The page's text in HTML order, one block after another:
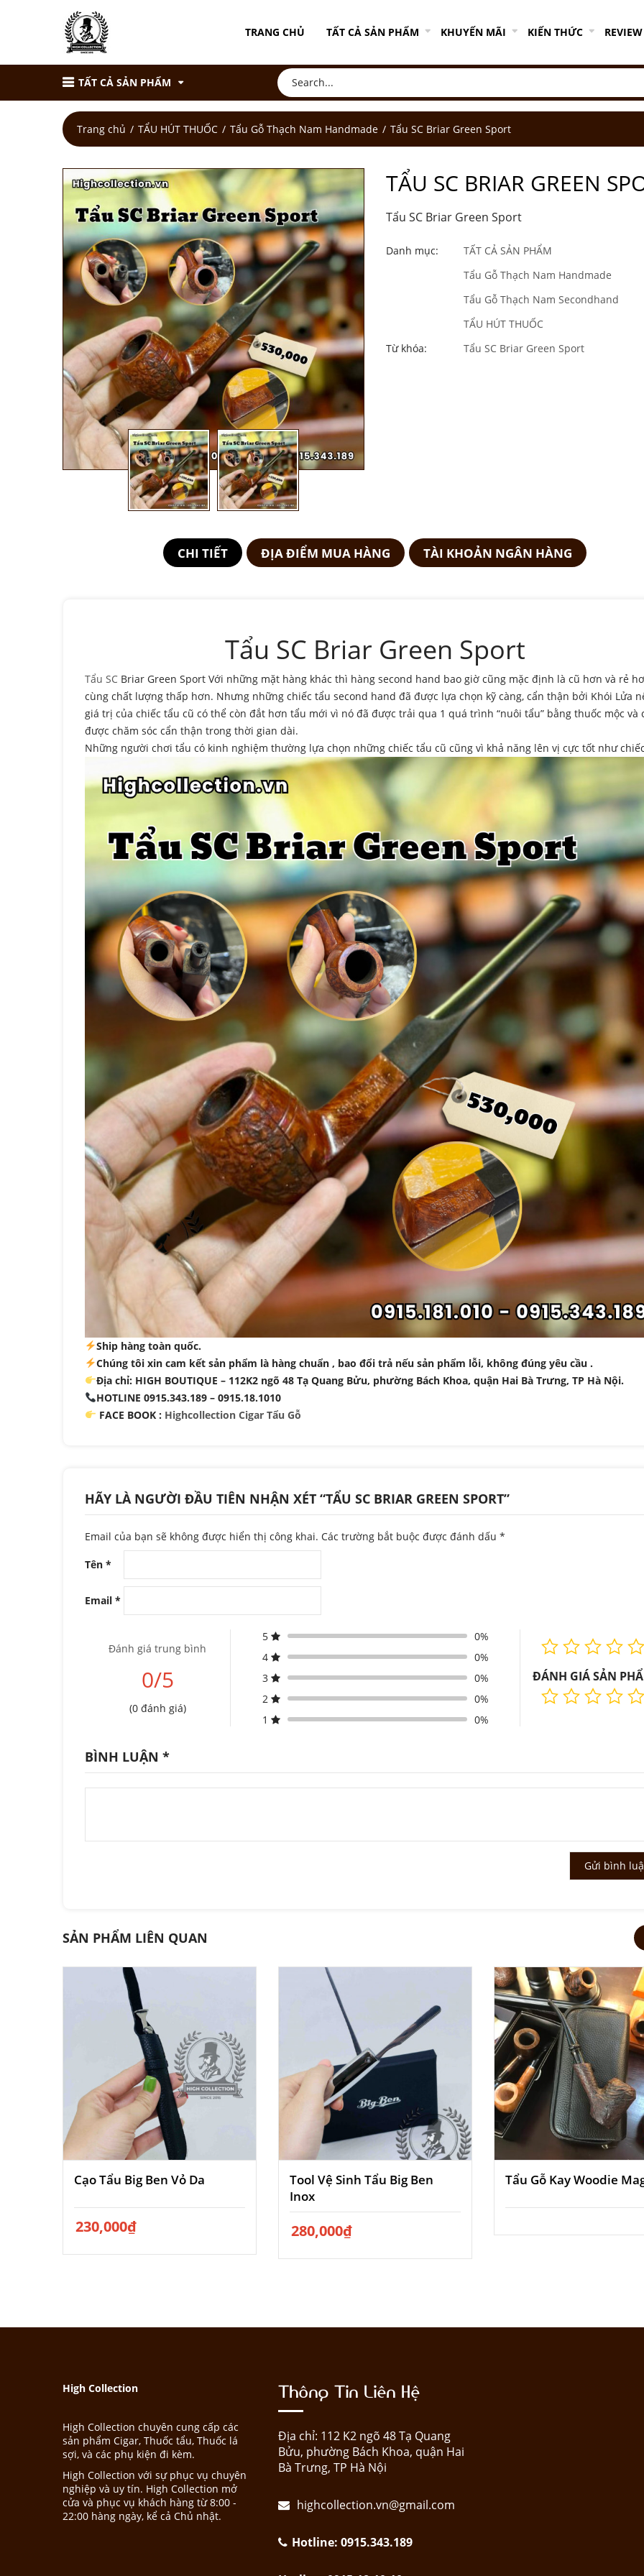
TRANG CHỦ TẤT CẢ SẢN PHẨM KHUYẾN MÃI KIẾN THỨC REVIEW
TẤT CẢ SẢN PHẨM
Trang chủ TẨU HÚT THUỐC Tẩu Gỗ Thạch Nam Handmade Tẩu SC Briar Green Sport
TẨU SC BRIAR GREEN
Tẩu SC Briar Green Sport
Danh mục:
TẤT CẢ SẢN PHẨM
Tẩu Gỗ Thạch Nam Handmade
Tẩu Gỗ Thạch Nam Secondhand
TẨU HÚT THUỐC
Từ khóa:
Tẩu SC Briar Green Sport
CHI TIẾT ĐỊA ĐIỂM MUA HÀNG TÀI KHOẢN NGÂN HÀNG
Tẩu SC Briar Green Sport
Tẩu SC Briar Green Sport Với những mặt hàng khác thì hàng second hand bao giờ cũng mặc định là cũ hơn và rẻ
cùng chất lượng thấp hơn. Nhưng những chiếc tẩu second hand đã được lựa chọn kỹ càng, cẩn thận bởi Khói Lửa
giá trị của chiếc tẩu cũ có thể còn đắt hơn tẩu mới vì nó đã được trải qua 1 quá trình “nuôi tẩu” bằng thuốc mộc và
được chăm sóc cẩn thận trong thời gian dài.
Những người chơi tẩu có kinh nghiệm thường lựa chọn những chiếc tẩu cũ cũng vì khả năng lên vị cực tốt như
Ship hàng toàn quốc.
Chúng tôi xin cam kết sản phẩm là hàng chuẩn , bao đổi trả nếu sản phẩm lỗi, không đúng yêu cầu .
Địa chỉ: HIGH BOUTIQUE – 112K2 ngõ 48 Tạ Quang Bửu, phường Bách Khoa, quận Hai Bà Trưng, TP Hà Nội.
HOTLINE 0915.343.189 – 0915.18.1010
FACE BOOK : Highcollection Cigar Tẩu Gỗ
HÃY LÀ NGƯỜI ĐẦU TIÊN NHẬN XÉT “TẨU SC BRIAR GREEN SPORT”
Email của bạn sẽ không được hiển thị công khai. Các trường bắt buộc được đánh dấu *
Tên *
Email *
Đánh giá trung bình
0/5
(0 đánh giá)
5
0%
4
0%
3
0%
2
0%
1
0%
ĐÁNH GIÁ SẢN
BÌNH LUẬN *
SẢN PHẨM LIÊN QUAN
Cạo Tẩu Big Ben Vỏ Da
230,000₫
Tool Vệ Sinh Tẩu Big Ben
Inox
280,000₫
Tẩu Gỗ Kay Woodie
High Collection
High Collection chuyên cung cấp các
sản phẩm Cigar, Thuốc tẩu, Thuốc lá
sợi, và các phụ kiện đi kèm.
High Collection với sự phục vụ chuyên
nghiệp và uy tín. High Collection mở
cửa và phục vụ khách hàng từ 8:00 -
22:00 hàng ngày, kể cả Chủ nhật.
Thông Tin Liên Hệ
Địa chỉ: 112 K2 ngõ 48 Tạ Quang
Bửu, phường Bách Khoa, quận Hai
Bà Trưng, TP Hà Nội
highcollection.vn@gmail.com
Hotline: 0915.343.189